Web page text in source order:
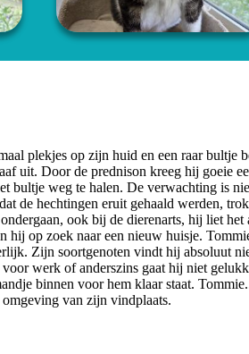
plekjes op zijn huid en een raar bultje
uit. Door de prednison kreeg hij goeie
bultje weg te halen. De verwachting is
de hechtingen eruit gehaald werden,
ook bij de dierenarts, hij liet het
hij op zoek naar een nieuw huisje.
Zijn soortgenoten vindt hij absoluut
werk of anderszins gaat hij niet
binnen voor hem klaar staat.
van zijn vindplaats.